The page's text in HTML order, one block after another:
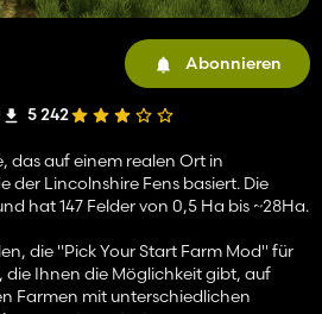
Abonnieren
5 242
das auf einem realen Ort in
Lincolnshire Fens basiert. Die
hat 147 Felder von 0,5 Ha bis ~28Ha.
die "Pick Your Start Farm Mod" für
die Ihnen die Möglichkeit gibt, auf
Farmen mit unterschiedlichen